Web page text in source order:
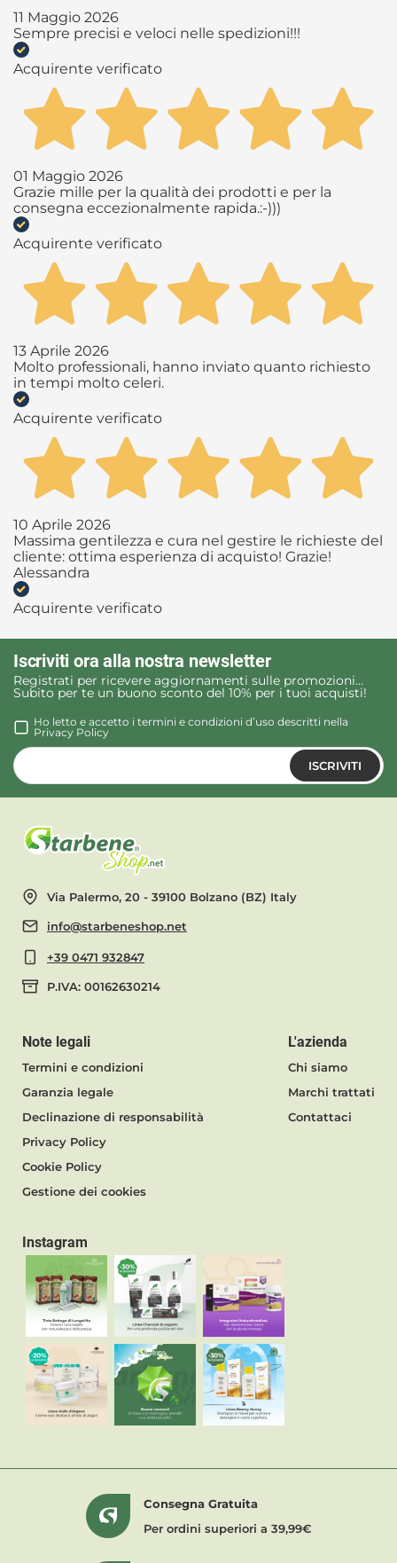
11 Maggio 2026
Sempre precisi e veloci nelle spedizioni!!!
Acquirente verificato
01 Maggio 2026
Grazie mille per la qualità dei prodotti e per la
consegna eccezionalmente rapida.:-)))
Acquirente verificato
13 Aprile 2026
Molto professionali, hanno inviato quanto richiesto
in tempi molto celeri.
Acquirente verificato
10 Aprile 2026
Massima gentilezza e cura nel gestire le richieste del
cliente: ottima esperienza di acquisto! Grazie!
Alessandra
Acquirente verificato
Iscriviti ora alla nostra newsletter
Registrati per ricevere aggiornamenti sulle promozioni…
Subito per te un buono sconto del 10% per i tuoi acquisti!
Ho letto e accetto i termini e condizioni d’uso descritti nella
Privacy Policy
ISCRIVITI
Via Palermo, 20 - 39100 Bolzano (BZ) Italy
info@starbeneshop.net
+39 0471 932847
P.IVA: 00162630214
Note legali
Termini e condizioni
Garanzia legale
Declinazione di responsabilità
Privacy Policy
Cookie Policy
Gestione dei cookies
L'azienda
Chi siamo
Marchi trattati
Contattaci
Instagram
Consegna Gratuita
Per ordini superiori a 39,99€